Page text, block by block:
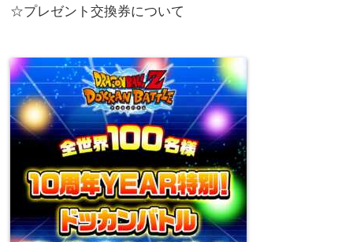
☆プレゼント交換券について